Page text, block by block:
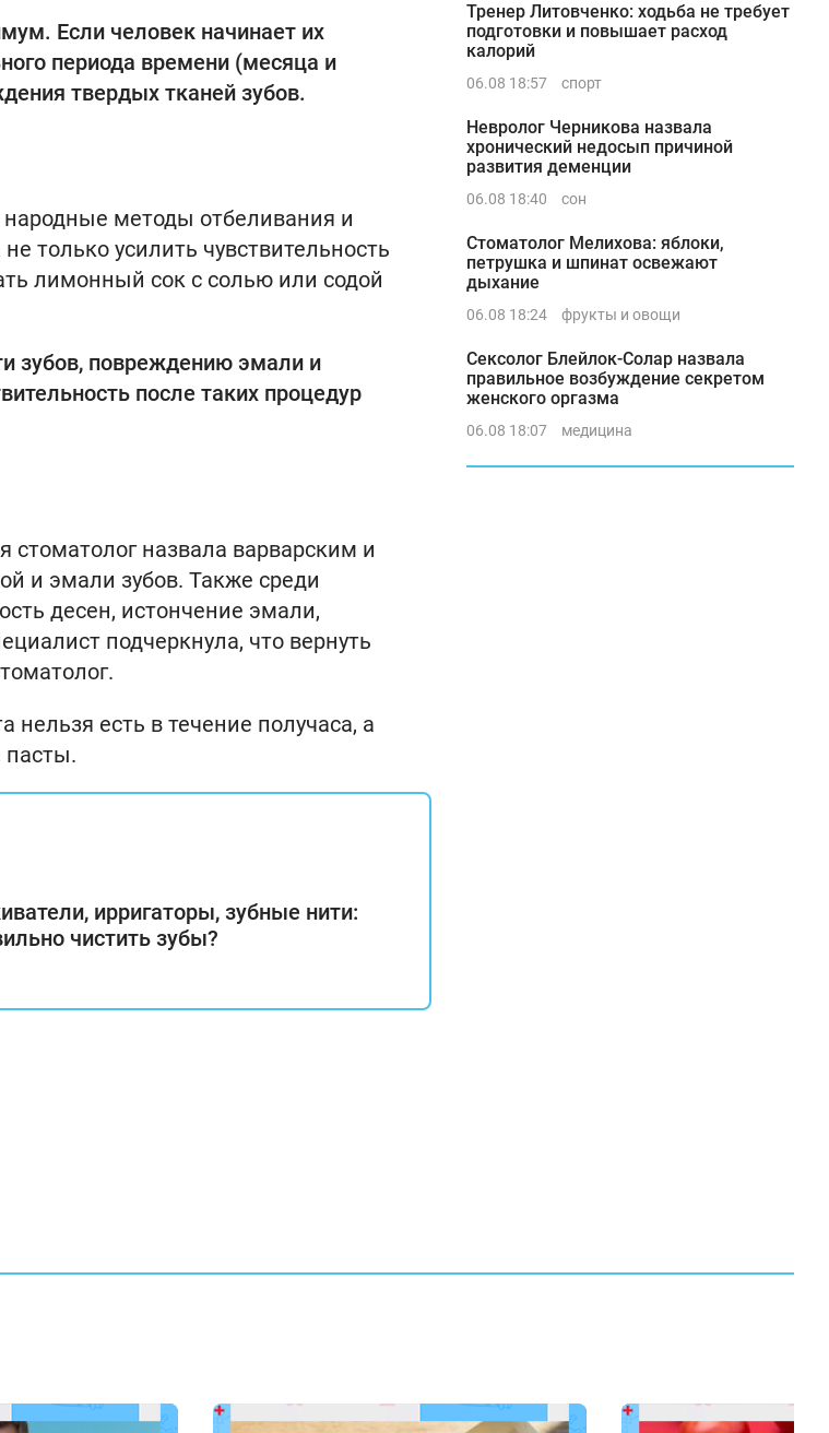
Если человек начинает их
периода времени (месяца и
твердых тканей зубов.
методы отбеливания и
только усилить чувствительность
лимонный сок с солью или содой
зубов, повреждению эмали и
после таких процедур
стоматолог назвала варварским и
и эмали зубов. Также среди
десен, истончение эмали,
подчеркнула, что вернуть
нельзя есть в течение получаса, а
пасты.
ирригаторы, зубные нити:
чистить зубы?
Тренер Литовченко: ходьба не требует
подготовки и повышает расход
калорий
06.08 18:57 спорт
Невролог Черникова назвала
хронический недосып причиной
развития деменции
06.08 18:40 сон
Стоматолог Мелихова: яблоки,
петрушка и шпинат освежают
дыхание
06.08 18:24 фрукты и овощи
Сексолог Блейлок-Солар назвала
правильное возбуждение секретом
женского оргазма
06.08 18:07 медицина